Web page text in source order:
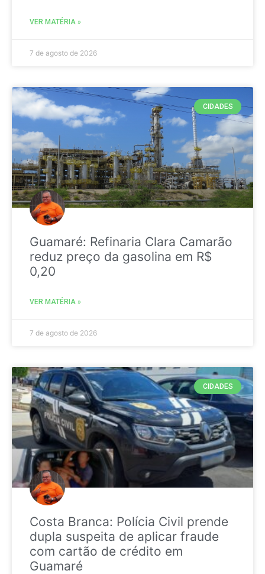
VER MATÉRIA »
7 de agosto de 2026
CIDADES
Guamaré: Refinaria Clara Camarão
reduz preço da gasolina em R$
0,20
VER MATÉRIA »
7 de agosto de 2026
CIDADES
Costa Branca: Polícia Civil prende
dupla suspeita de aplicar fraude
com cartão de crédito em
Guamaré